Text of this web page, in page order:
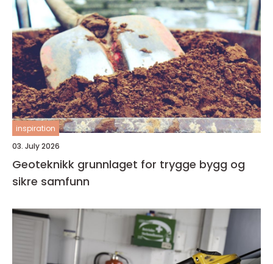
inspiration
03. July 2026
Geoteknikk grunnlaget for trygge bygg og
sikre samfunn